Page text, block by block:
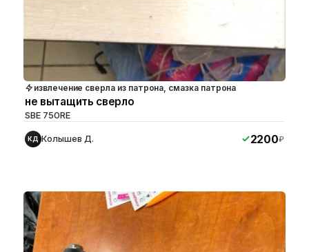
извлечение сверла из патрона, смазка патрона
не вытащить сверло
SBE 750RE
КД Колышев Д. 2200₽